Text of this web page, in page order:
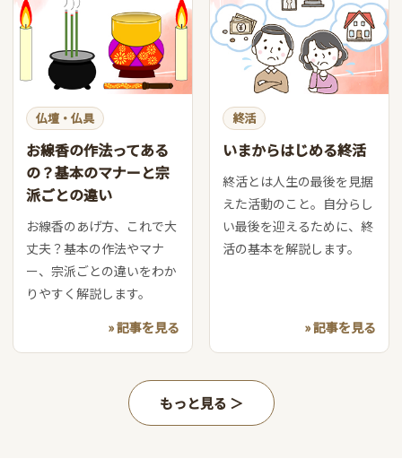
仏壇・仏具
お線香の作法ってある
の？基本のマナーと宗
派ごとの違い
お線香のあげ方、これで大
丈夫？基本の作法やマナ
ー、宗派ごとの違いをわか
りやすく解説します。
» 記事を見る
終活
いまからはじめる終活
終活とは人生の最後を見据
えた活動のこと。自分らし
い最後を迎えるために、終
活の基本を解説します。
» 記事を見る
もっと見る